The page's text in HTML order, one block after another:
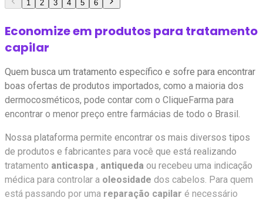
1 2 3 4 5 6
Economize em produtos para tratamento
capilar
Quem busca um tratamento específico e sofre para encontrar
boas ofertas de produtos importados, como a maioria dos
dermocosméticos, pode contar com o CliqueFarma para
encontrar o menor preço entre farmácias de todo o Brasil.
Nossa plataforma permite encontrar os mais diversos tipos
de produtos e fabricantes para você que está realizando
tratamento anticaspa , antiqueda ou recebeu uma indicação
médica para controlar a oleosidade dos cabelos. Para quem
está passando por uma reparação capilar é necessário